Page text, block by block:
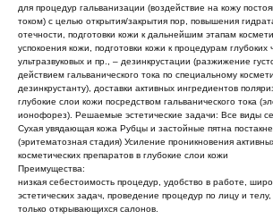
для процедур гальванизации (воздействие на кожу
током) с целью открытия/закрытия пор, повышения
отечности, подготовки кожи к дальнейшим этапам
успокоения кожи, подготовки кожи к процедурам глубоких
ультразвуковых и пр., – дезинкрустации (разжижение
действием гальванического тока по специальному
дезинкрустанту), доставки активных ингредиентов
глубокие слои кожи посредством гальванического тока
ионофорез). Решаемые эстетические задачи: Все виды
Сухая увядающая кожа Рубцы и застойные пятна
(эритематозная стадия) Усиление проникновения
косметических препаратов в глубокие слои кожи
Преимущества:
низкая себестоимость процедур, удобство в работе,
эстетических задач, проведение процедур по лицу и
только открывающихся салонов.